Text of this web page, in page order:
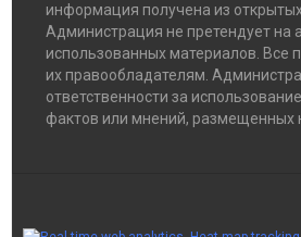
информация получена из открытых
Администрация не претендует на
использованных материалов. Все
их правообладателям.
ответственности за
фактов или мнений, размещенных